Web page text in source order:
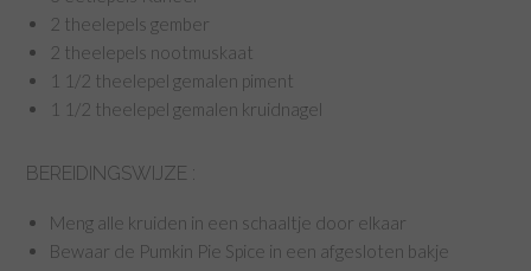
2 theelepels gember
2 theelepels nootmuskaat
1 1/2 theelepel gemalen piment
1 1/2 theelepel gemalen kruidnagel
BEREIDINGSWIJZE :
Meng alle kruiden in een schaaltje door elkaar
Bewaar de Pumkin Pie Spice in een afgesloten bakje